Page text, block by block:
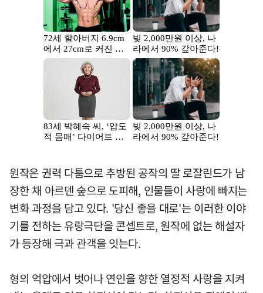
원작은 권력 다툼으로 추방된 공작의 딸 로잘린드가 남
장한 채 아르덴 숲으로 도피해, 인물들이 사랑에 빠지는
변화 과정을 담고 있다. '당신 좋을 대로'는 이러한 이야
기를 전하는 유랑극단을 콘셉트로, 원작에 없는 해설자
가 등장해 극과 관객을 잇는다.
형의 억압에서 벗어나 연인을 향한 열정적 사랑을 지켜